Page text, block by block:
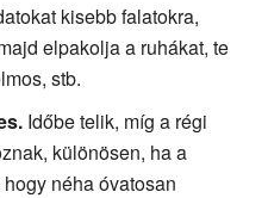
kisebb falatokra,
elpakolja a ruhákat, te
stb.
Időbe telik, míg a régi
különösen, ha a
néha óvatosan